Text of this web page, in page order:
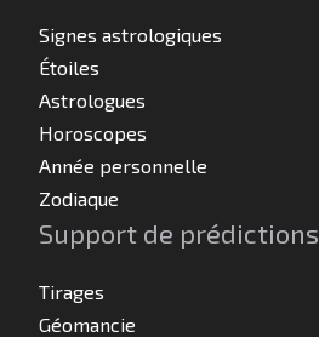
Signes astrologiques
Étoiles
Astrologues
Horoscopes
Année personnelle
Zodiaque
Support de prédictions
Tirages
Géomancie